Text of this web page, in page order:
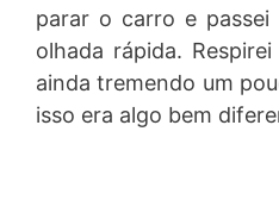
parar o carro e
olhada rápida.
ainda tremendo um
isso era algo bem